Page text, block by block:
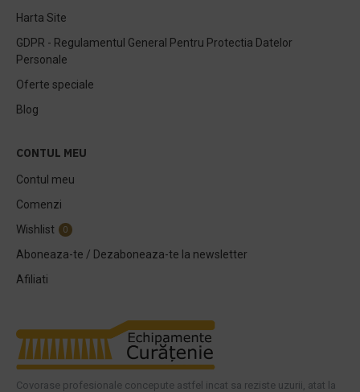
Harta Site
GDPR - Regulamentul General Pentru Protectia Datelor
Personale
Oferte speciale
Blog
CONTUL MEU
Contul meu
Comenzi
Wishlist
0
Aboneaza-te / Dezaboneaza-te la newsletter
Afiliati
Covorase profesionale concepute astfel incat sa reziste uzurii, atat la